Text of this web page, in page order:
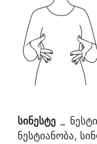
სინესტე
ნესტიანობა,